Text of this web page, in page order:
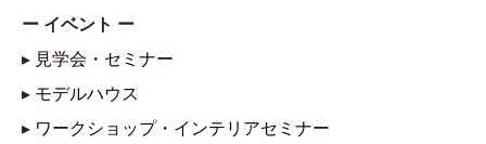
ー イベント ー
▸ 見学会・セミナー
▸ モデルハウス
▸ ワークショップ・インテリアセミナー